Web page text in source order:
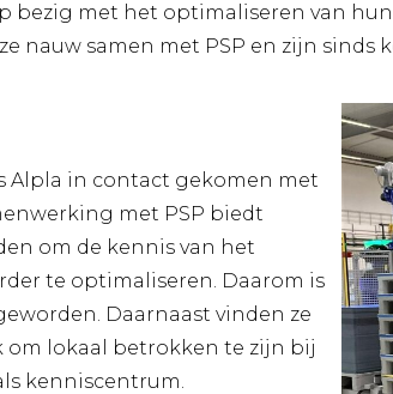
bezig met het optimaliseren van
nauw samen met PSP en zijn sinds
Alpla in contact gekomen met
met PSP biedt
om de kennis van het
te optimaliseren. Daarom is
Daarnaast vinden ze
lokaal betrokken te zijn bij
kenniscentrum.